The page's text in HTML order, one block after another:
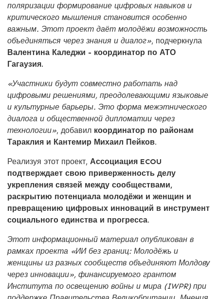
поляризации формирование цифровых навыков и
критического мышления становится особенно
важным. Этот проект даёт молодёжи возможность
объединяться через знания и диалог», подчеркнула
Валентина Каледжи - координатор по АТО
Гагаузия.
«Участники будут совместно работать над
цифровыми решениями, преодолевающими языковые
и культурные барьеры. Это форма межэтнического
диалога и общественной дипломатии через
технологии», добавил координатор по районам
Тараклия и Кантемир Михаил Пейков.
Реализуя этот проект, Ассоциация ECOU
подтверждает свою приверженность делу
укрепления связей между сообществами,
раскрытию потенциала молодёжи и женщин и
превращению цифровых инноваций в инструмент
социального единства и прогресса.
Этот информационный материал опубликован в
рамках проекта «ИИ без границ: Молодёжь и
женщины из разных сообществ объединяют Молдову
через инновации», финансируемого грантом
Института по освещению войны и мира (IWPR) при